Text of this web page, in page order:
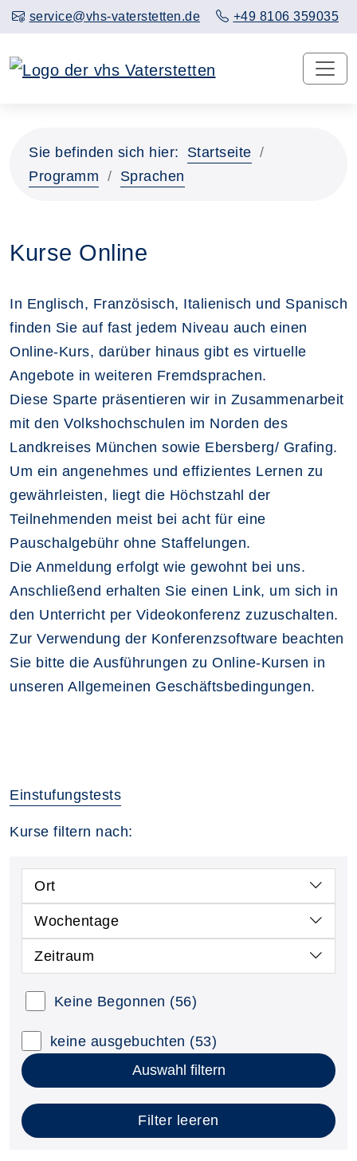
service@vhs-vaterstetten.de +49 8106 359035
Sie befinden sich hier:
Startseite
Programm
Sprachen
Kurse Online
In Englisch, Französisch, Italienisch und Spanisch
finden Sie auf fast jedem Niveau auch einen
Online-Kurs, darüber hinaus gibt es virtuelle
Angebote in weiteren Fremdsprachen.
Diese Sparte präsentieren wir in Zusammenarbeit
mit den Volkshochschulen im Norden des
Landkreises München sowie Ebersberg/ Grafing.
Um ein angenehmes und effizientes Lernen zu
gewährleisten, liegt die Höchstzahl der
Teilnehmenden meist bei acht für eine
Pauschalgebühr ohne Staffelungen.
Die Anmeldung erfolgt wie gewohnt bei uns.
Anschließend erhalten Sie einen Link, um sich in
den Unterricht per Videokonferenz zuzuschalten.
Zur Verwendung der Konferenzsoftware beachten
Sie bitte die Ausführungen zu Online-Kursen in
unseren Allgemeinen Geschäftsbedingungen.
Einstufungstests
Kurse filtern nach:
Ort
Wochentage
Zeitraum
Keine Begonnen (56)
keine ausgebuchten (53)
Auswahl filtern
Filter leeren